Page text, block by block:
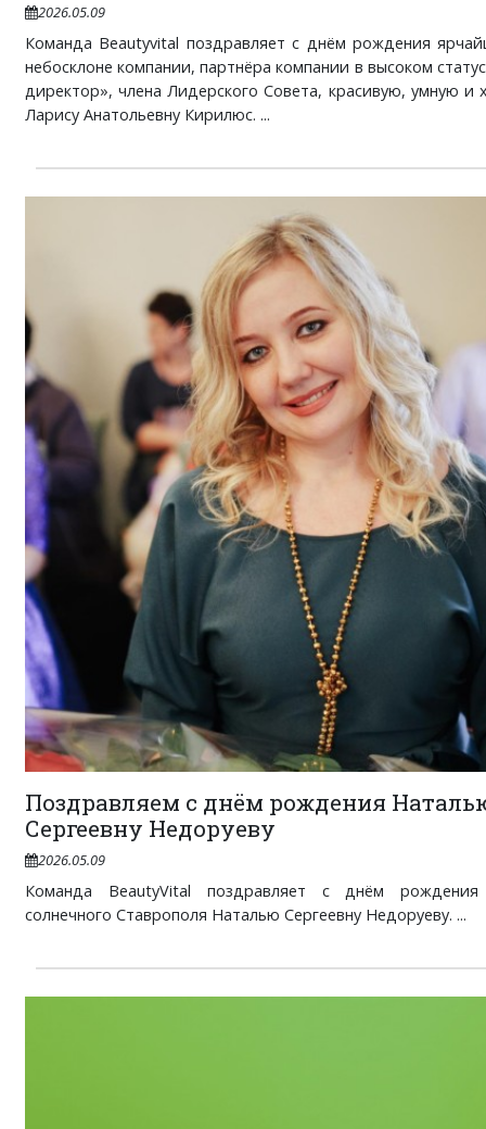
2026.05.09
Команда Beautyvital поздравляет с днём рождения
небосклоне компании, партнёра компании в высоком
директор», члена Лидерского Совета, красивую, умную и
Ларису Анатольевну Кирилюс. ...
Поздравляем с днём рождения
Сергеевну Недоруеву
2026.05.09
Команда BeautyVital поздравляет с днём
солнечного Ставрополя Наталью Сергеевну Недоруеву. ...